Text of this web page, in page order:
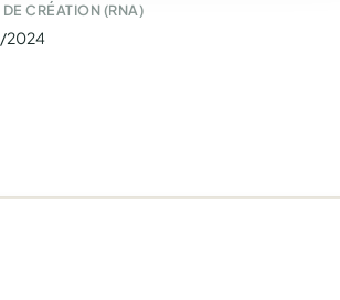
DE CRÉATION (RNA)
2024